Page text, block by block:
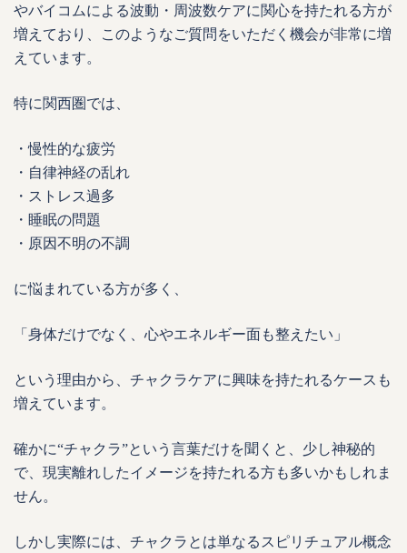
やバイコムによる波動・周波数ケアに関心を持たれる方が
増えており、このようなご質問をいただく機会が非常に増
えています。
特に関西圏では、
・慢性的な疲労
・自律神経の乱れ
・ストレス過多
・睡眠の問題
・原因不明の不調
に悩まれている方が多く、
「身体だけでなく、心やエネルギー面も整えたい」
という理由から、チャクラケアに興味を持たれるケースも
増えています。
確かに“チャクラ”という言葉だけを聞くと、少し神秘的
で、現実離れしたイメージを持たれる方も多いかもしれま
せん。
しかし実際には、チャクラとは単なるスピリチュアル概念